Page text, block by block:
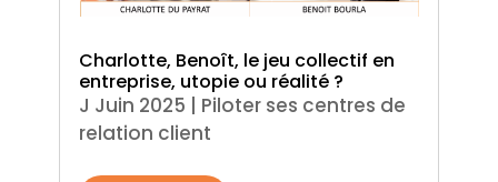
Charlotte, Benoît, le jeu collectif en
entreprise, utopie ou réalité ?
J Juin 2025 | Piloter ses centres de
relation client